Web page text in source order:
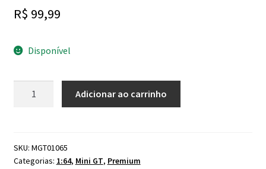
R$ 99,99
Disponível
DBS
Hyper
Adicionar ao carrinho
SKU: MGT01065
Categorias: 1:64, Mini GT, Premium